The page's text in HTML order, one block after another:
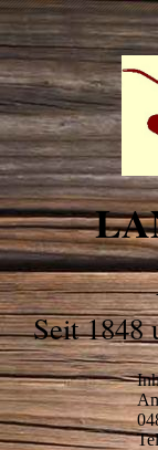
Seit 1848